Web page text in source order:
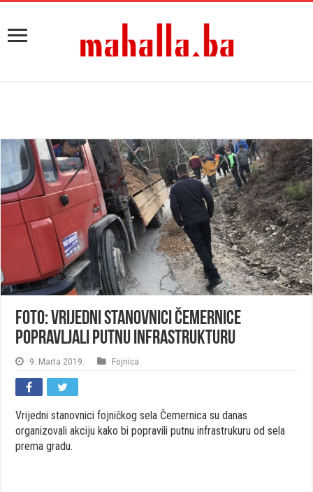
FOTO: Vrijedni stanovnici Čemernice
popravljali putnu infrastrukturu
9. Marta 2019. Fojnica
Vrijedni stanovnici fojničkog sela Čemernica su danas
organizovali akciju kako bi popravili putnu infrastrukuru od sela
prema gradu.